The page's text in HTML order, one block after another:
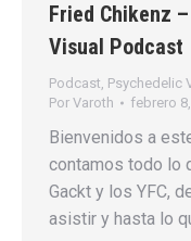
Fried Chikenz
Visual Podcast
Podcast, Psychedelic
Por Varoth febrero
Bienvenidos a
contamos todo lo
Gackt y los YFC,
asistir y hasta lo